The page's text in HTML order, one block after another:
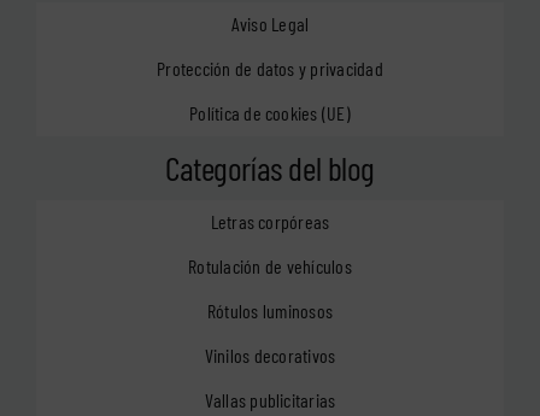
Aviso Legal
Protección de datos y privacidad
Política de cookies (UE)
Categorías del blog
Letras corpóreas
Rotulación de vehículos
Rótulos luminosos
Vinilos decorativos
Vallas publicitarias